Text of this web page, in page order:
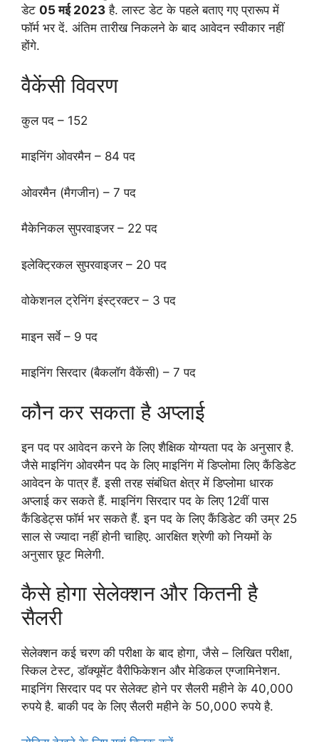
डेट 05 मई 2023 है. लास्ट डेट के पहले बताए गए प्रारूप में
फॉर्म भर दें. अंतिम तारीख निकलने के बाद आवेदन स्वीकार नहीं
होंगे.
वैकेंसी विवरण
कुल पद – 152
माइनिंग ओवरमैन – 84 पद
ओवरमैन (मैगजीन) – 7 पद
मैकेनिकल सुपरवाइजर – 22 पद
इलेक्ट्रिकल सुपरवाइजर – 20 पद
वोकेशनल ट्रेनिंग इंस्ट्रक्टर – 3 पद
माइन सर्वे – 9 पद
माइनिंग सिरदार (बैकलॉग वैकेंसी) – 7 पद
कौन कर सकता है अप्लाई
इन पद पर आवेदन करने के लिए शैक्षिक योग्यता पद के अनुसार है.
जैसे माइनिंग ओवरमैन पद के लिए माइनिंग में डिप्लोमा लिए कैंडिडेट
आवेदन के पात्र हैं. इसी तरह संबंधित क्षेत्र में डिप्लोमा धारक
अप्लाई कर सकते हैं. माइनिंग सिरदार पद के लिए 12वीं पास
कैंडिडेट्स फॉर्म भर सकते हैं. इन पद के लिए कैंडिडेट की उम्र 25
साल से ज्यादा नहीं होनी चाहिए. आरक्षित श्रेणी को नियमों के
अनुसार छूट मिलेगी.
कैसे होगा सेलेक्शन और कितनी है
सैलरी
सेलेक्शन कई चरण की परीक्षा के बाद होगा, जैसे – लिखित परीक्षा,
स्किल टेस्ट, डॉक्यूमेंट वैरीफिकेशन और मेडिकल एग्जामिनेशन.
माइनिंग सिरदार पद पर सेलेक्ट होने पर सैलरी महीने के 40,000
रुपये है. बाकी पद के लिए सैलरी महीने के 50,000 रुपये है.